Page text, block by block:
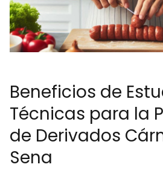
Beneficios de
Técnicas para la
de Derivados
Sena